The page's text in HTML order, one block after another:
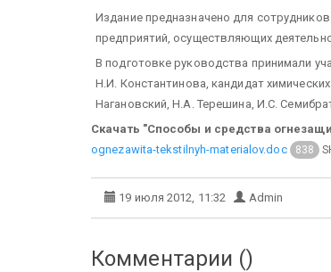
Издание предназначено для сотрудников
предприятий, осуществляющих
В подготовке руководства принимали
Н.И. Константинова, кандидат
Нагановский, Н.А. Терешина, И.С.
Скачать "Способы и средства
ognezawita-tekstilnyh-materialov.doc
838
19 июля 2012, 11:32 Admin
Комментарии ()